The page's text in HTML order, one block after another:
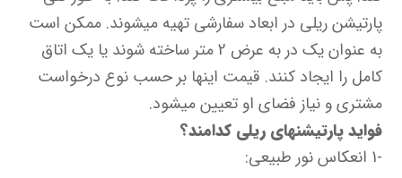
پارتیشن ریلی در ابعاد سفارشی تهیه می‎شوند. ممکن است
به عنوان یک در به عرض 2 متر ساخته شوند یا یک اتاق
کامل را ایجاد کنند. قیمت اینها بر حسب نوع درخواست
مشتری و نیاز فضای او تعیین می‎شود.
فواید پارتیشن‎های ریلی کدامند؟
-1 انعکاس نور طبیعی: